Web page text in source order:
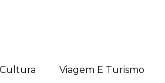
Cultura Viagem E Turismo